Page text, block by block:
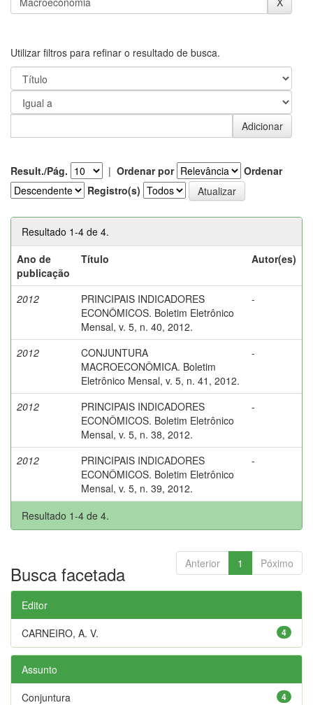
Utilizar filtros para refinar o resultado de busca.
Result./Pág. | Ordenar por
Ordenar
Registro(s)
Resultado 1-4 de 4.
Ano de
publicação
Título Autor(es)
2012
PRINCIPAIS INDICADORES
ECONÔMICOS. Boletim Eletrônico
Mensal, v. 5, n. 40, 2012.
-
2012
CONJUNTURA
MACROECONÔMICA. Boletim
Eletrônico Mensal, v. 5, n. 41, 2012.
-
2012
PRINCIPAIS INDICADORES
ECONÔMICOS. Boletim Eletrônico
Mensal, v. 5, n. 38, 2012.
-
2012
PRINCIPAIS INDICADORES
ECONÔMICOS. Boletim Eletrônico
Mensal, v. 5, n. 39, 2012.
-
Resultado 1-4 de 4.
Anterior 1 Póximo
Busca facetada
Editor
4
CARNEIRO, A. V.
Assunto
4
Conjuntura